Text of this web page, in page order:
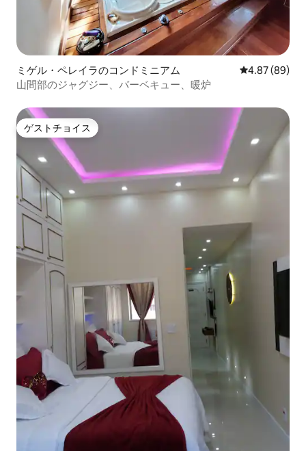
ミゲル・ペレイラのコンドミニアム レビュー89
4.87 (89)
山間部のジャグジー、バーベキュー、暖炉
ゲストチョイス
ゲストチョイス